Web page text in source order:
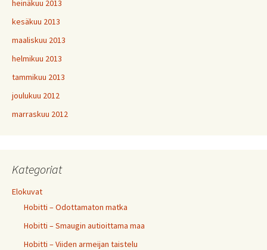
heinäkuu 2013
kesäkuu 2013
maaliskuu 2013
helmikuu 2013
tammikuu 2013
joulukuu 2012
marraskuu 2012
Kategoriat
Elokuvat
Hobitti – Odottamaton matka
Hobitti – Smaugin autioittama maa
Hobitti – Viiden armeijan taistelu